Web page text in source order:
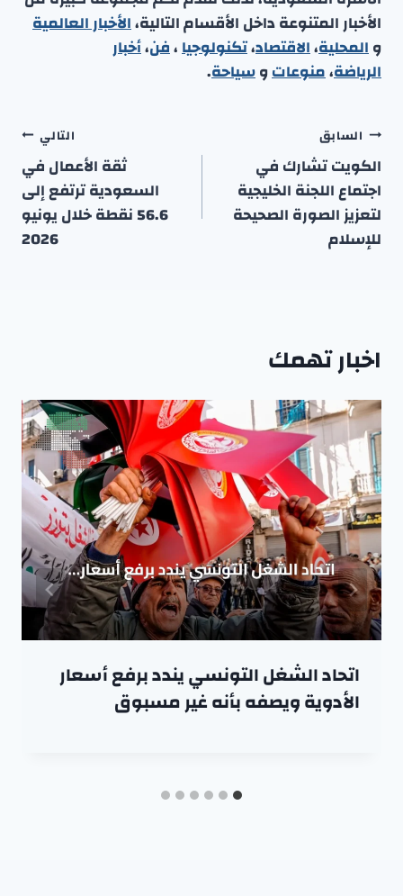
الأخبار المتنوعة داخل الأقسام التالية،الأخبار العالمية
والمحلية،الاقتصاد،تكنولوجيا،فن،أخبار
الرياضة،منوعاتوسياحة.
تصفّح
المقالات
السابق
الكويت تشارك في
اجتماع اللجنة الخليجية
لتعزيز الصورة الصحيحة
للإسلام
التالي
ثقة الأعمال في
السعودية ترتفع إلى
56.6 نقطة خلال يونيو
2026
اخبار تهمك
اتحاد الشغل التونسي يندد برفع أسعار
الأدوية ويصفه بأنه غير مسبوق